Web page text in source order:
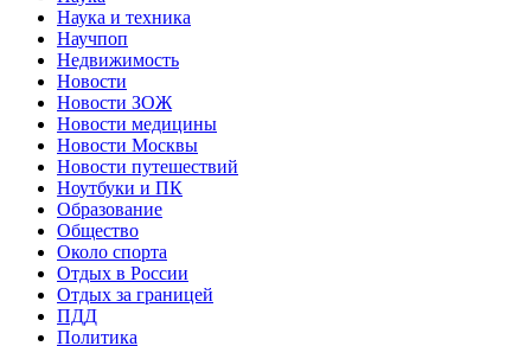
Наука и техника
Научпоп
Недвижимость
Новости
Новости ЗОЖ
Новости медицины
Новости Москвы
Новости путешествий
Ноутбуки и ПК
Образование
Общество
Около спорта
Отдых в России
Отдых за границей
ПДД
Политика